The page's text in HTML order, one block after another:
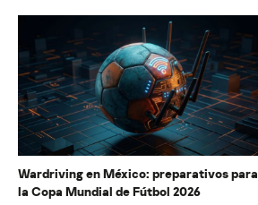
Wardriving en México: preparativos para
la Copa Mundial de Fútbol 2026